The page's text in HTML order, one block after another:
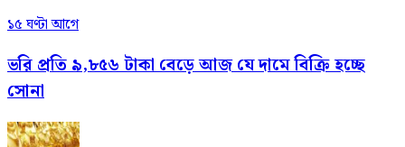
১৫ ঘণ্টা আগে
ভরি প্রতি ৯,৮৫৬ টাকা বেড়ে আজ যে দামে বিক্রি হচ্ছে
সোনা